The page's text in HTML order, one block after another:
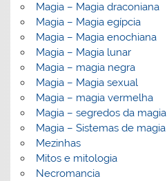
Magia – Magia draconiana
Magia – Magia egípcia
Magia – Magia enochiana
Magia – Magia lunar
Magia – magia negra
Magia – Magia sexual
Magia – magia vermelha
Magia – segredos da magia
Magia – Sistemas de magia
Mezinhas
Mitos e mitologia
Necromancia